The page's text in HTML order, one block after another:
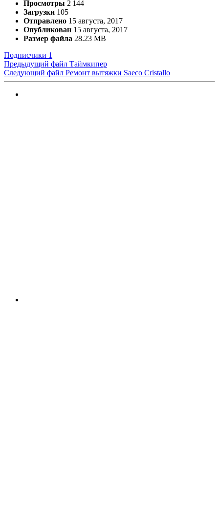
Просмотры 2 144
Загрузки 105
Отправлено 15 августа, 2017
Опубликован 15 августа, 2017
Размер файла 28.23 MB
Подписчики 1
Предыдущий файл Таймкипер
Следующий файл Ремонт вытяжки Saeco Cristallo